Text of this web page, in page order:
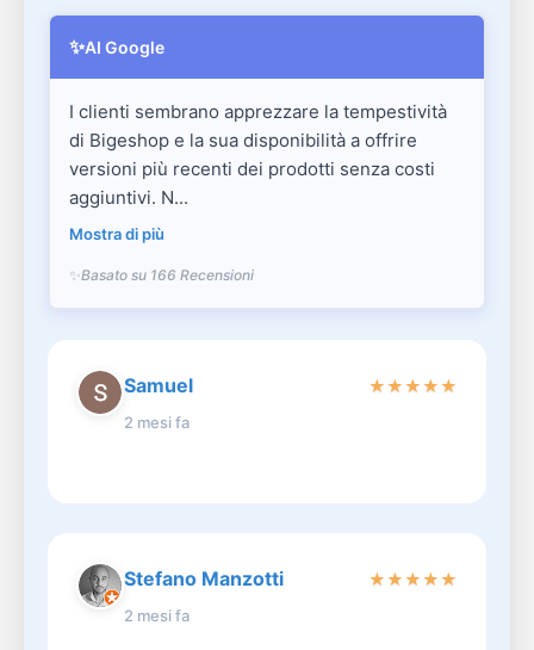
✨AI Google
I clienti sembrano apprezzare la tempestività
di Bigeshop e la sua disponibilità a offrire
versioni più recenti dei prodotti senza costi
aggiuntivi. N...
Mostra di più
Basato su 166 Recensioni
Samuel
2 mesi fa
★★★★★
Stefano Manzotti
2 mesi fa
★★★★★